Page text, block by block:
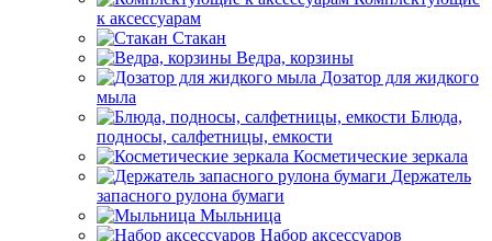
к аксессуарам
Стакан
Ведра, корзины
Дозатор для жидкого
мыла
Блюда,
подносы, салфетницы, емкости
Косметические зеркала
Держатель
запасного рулона бумаги
Мыльница
Набор аксессуаров